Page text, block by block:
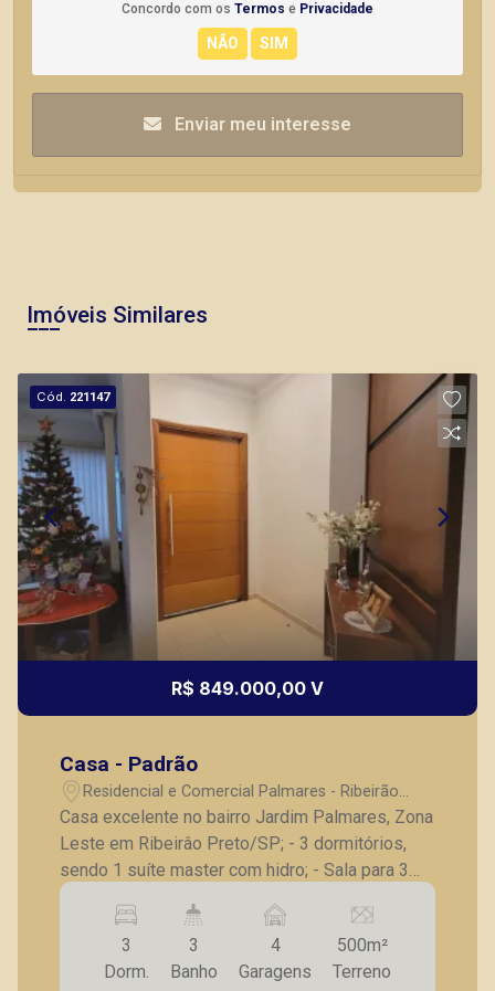
Concordo com os Termos e Privacidade
Enviar meu interesse
Imóveis Similares
Cód. 221147
R$ 849.000,00 V
Casa - Padrão
Residencial e Comercial Palmares - Ribeirão
Preto/SP
Casa excelente no bairro Jardim Palmares, Zona
Leste em Ribeirâo Preto/SP; - 3 dormitórios,
sendo 1 suíte master com hidro; - Sala para 3
ambientes; - Banheiro social; - Cozinha ampla
com armários; - Lavanderia ampla com armários;
- Espaço gourmet com forno de pizza; - Piscina
com cascata e hidro; - Banheiro de lazer ou
3
Dorm.
3
Banho
4
Garagens
500m²
Terreno